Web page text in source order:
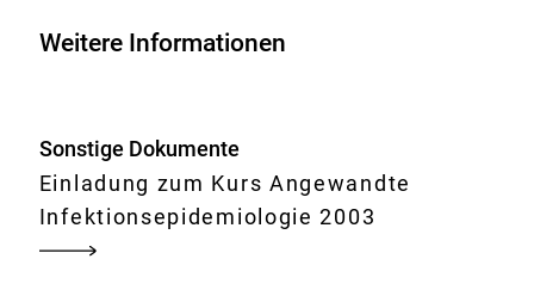
Weitere Informationen
Sonstige Dokumente
Einladung zum Kurs Angewandte
Infektionsepidemiologie 2003